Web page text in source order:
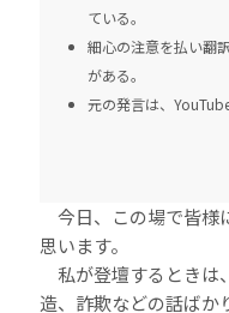
ている。
細心の注意を払い翻
がある。
元の発言は、
今日、この場で皆様
思います。
私が登壇するときは
造、詐欺などの話ばか